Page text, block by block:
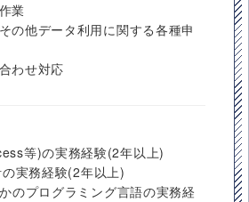
業
の他データ利用に関する各種申
わせ対応
等)の実務経験(2年以上)
実務経験(2年以上)
のプログラミング言語の実務経